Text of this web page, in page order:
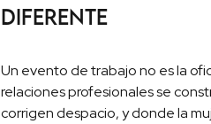
diferente
Un evento de trabajo no es la
relaciones profesionales se
corrigen despacio, y donde la